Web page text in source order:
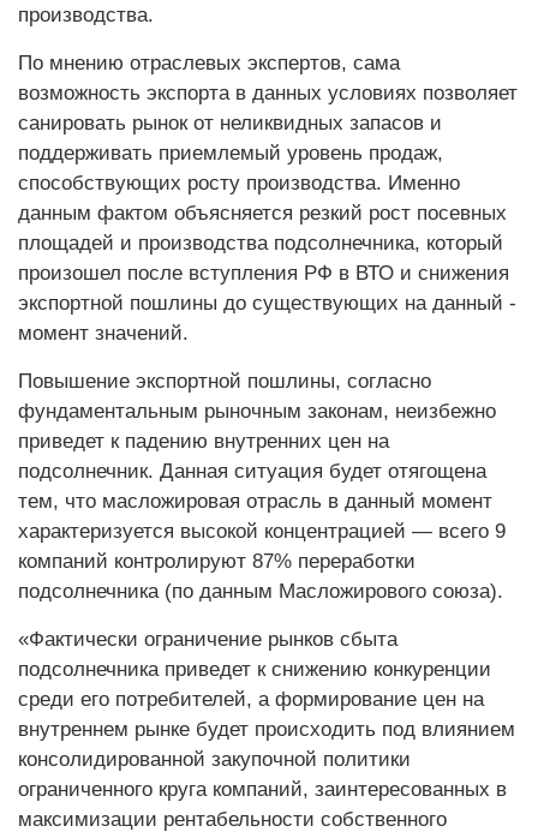
производства.
По мнению отраслевых экспертов, сама
возможность экспорта в данных условиях позволяет
санировать рынок от неликвидных запасов и
поддерживать приемлемый уровень продаж,
способствующих росту производства. Именно
данным фактом объясняется резкий рост посевных
площадей и производства подсолнечника, который
произошел после вступ­ления РФ в ВТО и снижения
экспортной пошлины до существующих на данный ­
момент значений.
Повышение экспортной пош­лины, согласно
фундаментальным рыночным законам, неизбежно
приведет к падению внутренних цен на
подсолнечник. Данная ситуация будет отягощена
тем, что масложировая отрасль в данный момент
характеризуется высокой концентрацией — всего 9
компаний контролируют 87% переработки
подсолнечника (по данным Масложирового союза).
«Фактически ограничение рынков сбыта
подсолнечника приведет к снижению конкуренции
среди его потребителей, а формирование цен на
внутреннем рынке будет происходить под влиянием
консолидированной закупочной политики
ограниченного круга компаний, заинтересованных в
максимизации рентабельности собственного